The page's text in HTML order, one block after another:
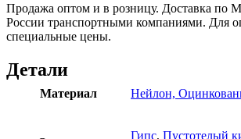
Продажа оптом и в розницу. Доставка по
России транспортными компаниями. Для
специальные цены.
Детали
Материал Нейлон,
Гипс, Пустотелый